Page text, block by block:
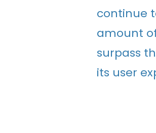
continue
amount
surpass
its user